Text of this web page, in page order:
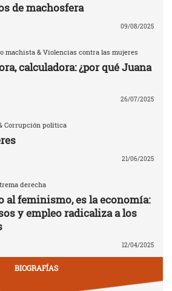
de machosfera
09/08/2025
machista & Violencias contra las mujeres
calculadora: ¿por qué Juana
26/07/2025
Corrupción política
21/06/2025
derecha
al feminismo, es la economía:
y empleo radicaliza a los
12/04/2025
BIOGRAFÍAS